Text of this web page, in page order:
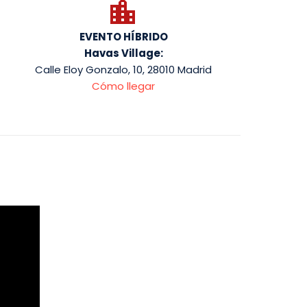


EVENTO HÍBRIDO
Havas Village:
Calle Eloy Gonzalo, 10, 28010 Madrid
Cómo llegar